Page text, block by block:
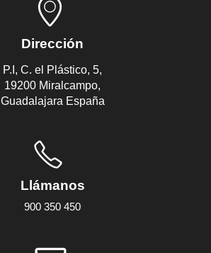
Dirección
P.I, C. el Plástico, 5,
19200 Miralcampo,
Guadalajara España
Llámanos
900 350 450